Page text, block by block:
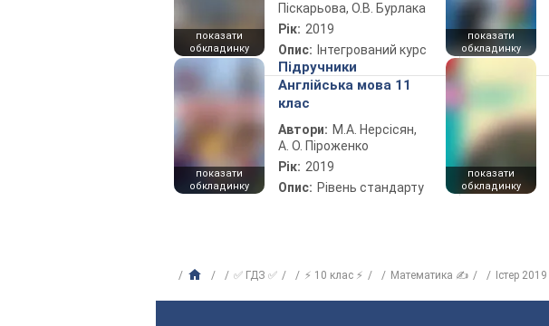
показати
обкладинку
Піскарьова, О.В. Бурлака
Рік: 2019
Опис: Інтегрований курс
показати
обкладинку
показати
обкладинку
Підручники
Англійська мова 11
клас
Автори: М.А. Нерсісян,
А. О. Піроженко
Рік: 2019
Опис: Рівень стандарту
показати
обкладинку
✅ ГДЗ ✅ ⚡ 10 клас ⚡ Математика ✍ Істер 2019